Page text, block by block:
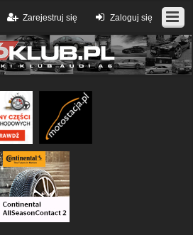
Zaloguj się
Zarejestruj się